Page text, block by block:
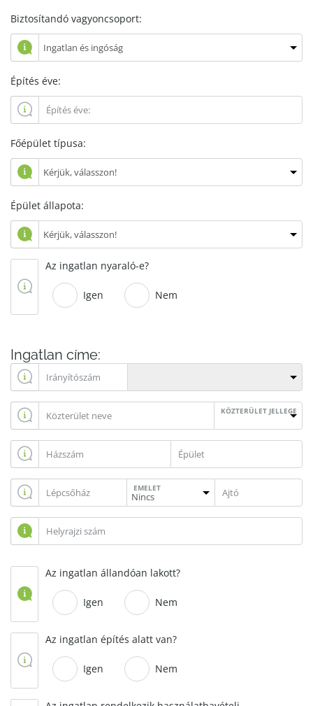
Biztosítandó vagyoncsoport:
Építés éve:
Főépület típusa:
Épület állapota:
Az ingatlan nyaraló-e?
Igen Nem
Ingatlan címe:
KÖZTERÜLET JELLEGE
EMELET
Az ingatlan állandóan lakott?
Igen Nem
Az ingatlan építés alatt van?
Igen Nem